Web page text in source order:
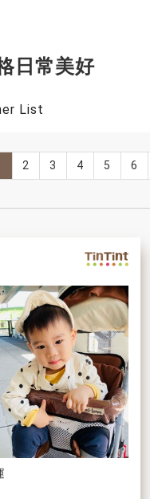
日常美好
List
2 3 4 5 6